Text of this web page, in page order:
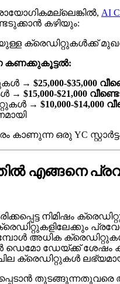
AI
കഴിയും:
ക്രെഡിറ്റുകൾക്ക്
കണക്കുകൂട്ടൽ:
→ $25,000-$35,000
→ $15,000-$21,000
→ $10,000-$14,000
ഒരു YC
എങ്ങനെ
നിമിഷം
ക്രെഡിറ്റുകളിലേക്കും
അധിക
ഡെമോ ഡേയ്ക്ക് ശേഷം
ക്രെഡിറ്റുകൾ